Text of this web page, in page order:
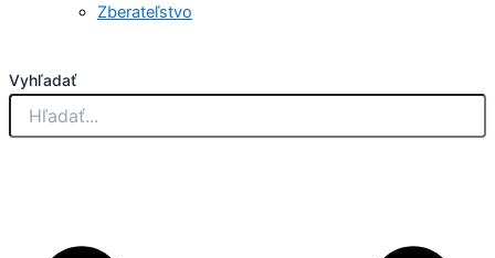
Zberateľstvo
Vyhľadať